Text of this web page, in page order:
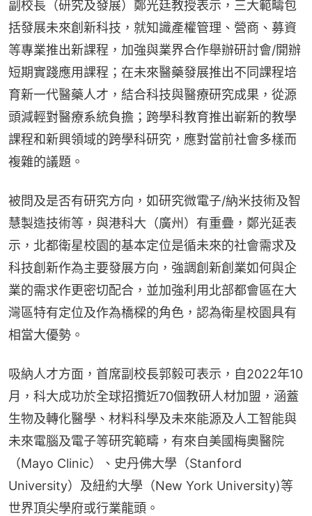
副校長（研究及發展）鄭光廷教授表示，三大範疇包
括發展未來創新科技，就知識產權管理、營商、募資
等專業推出新課程，加強與業界合作舉辦研討會/開辦
短期實踐應用課程；在未來醫藥發展推出不同課程培
育新一代醫藥人才，結合科技與醫療研究成果，從源
頭減輕對醫療系統負擔；跨學科教育推出嶄新的教學
課程和新興領域的跨學科研究，應對當前社會多樣而
複雜的議題。
被問及是否有研究方向，如研究微電子/納米技術及智
慧製造技術等，與港科大（廣州）有重疊，鄭光延表
示，北都衛星校園的基本定位是循未來的社會需求及
科技創新作為主要發展方向，強調創新創業如何與企
業的需求作更密切配合，並加強利用北部都會區在大
灣區特有定位及作為橋樑的角色，認為衛星校園具有
相當大優勢。
吸納人才方面，首席副校長郭毅可表示，自2022年10
月，科大成功於全球招攬近70個教研人材加盟，涵蓋
生物及轉化醫學、材料科學及未來能源及人工智能與
未來電腦及電子等研究範疇，有來自美國梅奧醫院
（Mayo Clinic）、史丹佛大學（Stanford
University）及紐約大學（New York University)等
世界頂尖學府或行業龍頭。